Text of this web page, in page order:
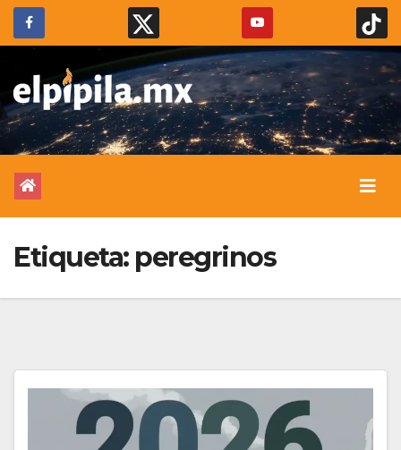
Etiqueta: peregrinos